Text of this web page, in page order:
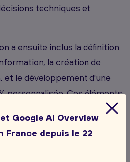
techniques et
a ensuite inclus la définition
la création de
et le développement d'une
personnalisée. Ces éléments
des sites IVAZIO.
rigoureux et
Google AI Overview
France depuis le 22